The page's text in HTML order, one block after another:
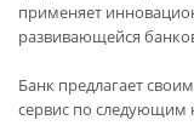
применяет
развивающейся
Банк предлагает
сервис по следующим